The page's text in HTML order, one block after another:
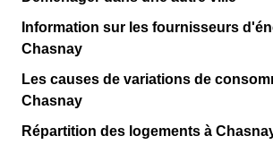
Information sur les fournisseurs
Chasnay
Les causes de variations de
Chasnay
Répartition des logements à